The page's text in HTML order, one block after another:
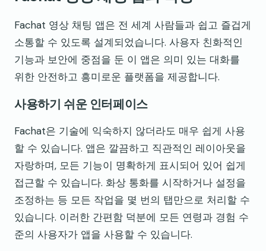
Fachat 영상 채팅 앱은 전 세계 사람들과 쉽고 즐겁게
소통할 수 있도록 설계되었습니다. 사용자 친화적인
기능과 보안에 중점을 둔 이 앱은 의미 있는 대화를
위한 안전하고 흥미로운 플랫폼을 제공합니다.
사용하기 쉬운 인터페이스
Fachat은 기술에 익숙하지 않더라도 매우 쉽게 사용
할 수 있습니다. 앱은 깔끔하고 직관적인 레이아웃을
자랑하며, 모든 기능이 명확하게 표시되어 있어 쉽게
접근할 수 있습니다. 화상 통화를 시작하거나 설정을
조정하는 등 모든 작업을 몇 번의 탭만으로 처리할 수
있습니다. 이러한 간편함 덕분에 모든 연령과 경험 수
준의 사용자가 앱을 사용할 수 있습니다.